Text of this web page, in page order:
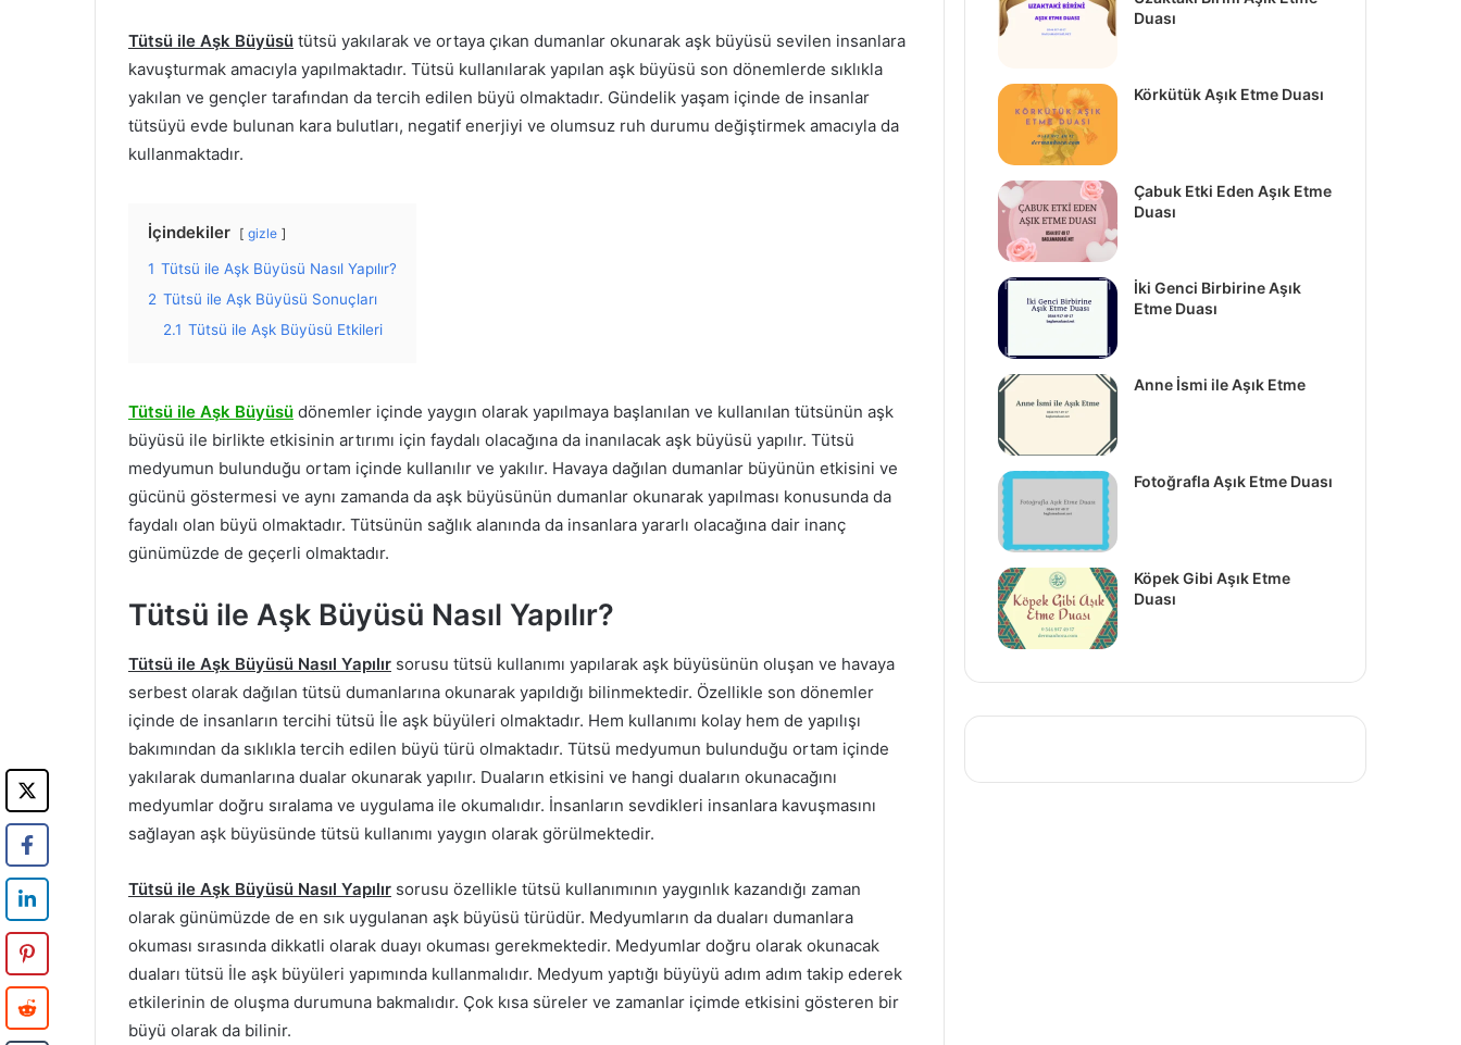
Tütsü ile Aşk Büyüsü tütsü yakılarak ve ortaya çıkan dumanlar okunarak aşk büyüsü sevilen insanlara
kavuşturmak amacıyla yapılmaktadır. Tütsü kullanılarak yapılan aşk büyüsü son dönemlerde sıklıkla
yakılan ve gençler tarafından da tercih edilen büyü olmaktadır. Gündelik yaşam içinde de insanlar
tütsüyü evde bulunan kara bulutları, negatif enerjiyi ve olumsuz ruh durumu değiştirmek amacıyla da
kullanmaktadır.
İçindekiler gizle
1 Tütsü ile Aşk Büyüsü Nasıl Yapılır?
2 Tütsü ile Aşk Büyüsü Sonuçları
2.1 Tütsü ile Aşk Büyüsü Etkileri
Tütsü ile Aşk Büyüsü dönemler içinde yaygın olarak yapılmaya başlanılan ve kullanılan tütsünün aşk
büyüsü ile birlikte etkisinin artırımı için faydalı olacağına da inanılacak aşk büyüsü yapılır. Tütsü
medyumun bulunduğu ortam içinde kullanılır ve yakılır. Havaya dağılan dumanlar büyünün etkisini ve
gücünü göstermesi ve aynı zamanda da aşk büyüsünün dumanlar okunarak yapılması konusunda da
faydalı olan büyü olmaktadır. Tütsünün sağlık alanında da insanlara yararlı olacağına dair inanç
günümüzde de geçerli olmaktadır.
Tütsü ile Aşk Büyüsü Nasıl Yapılır?
Tütsü ile Aşk Büyüsü Nasıl Yapılır sorusu tütsü kullanımı yapılarak aşk büyüsünün oluşan ve havaya
serbest olarak dağılan tütsü dumanlarına okunarak yapıldığı bilinmektedir. Özellikle son dönemler
içinde de insanların tercihi tütsü İle aşk büyüleri olmaktadır. Hem kullanımı kolay hem de yapılışı
bakımından da sıklıkla tercih edilen büyü türü olmaktadır. Tütsü medyumun bulunduğu ortam içinde
yakılarak dumanlarına dualar okunarak yapılır. Duaların etkisini ve hangi duaların okunacağını
medyumlar doğru sıralama ve uygulama ile okumalıdır. İnsanların sevdikleri insanlara kavuşmasını
sağlayan aşk büyüsünde tütsü kullanımı yaygın olarak görülmektedir.
Tütsü ile Aşk Büyüsü Nasıl Yapılır sorusu özellikle tütsü kullanımının yaygınlık kazandığı zaman
olarak günümüzde de en sık uygulanan aşk büyüsü türüdür. Medyumların da duaları dumanlara
okuması sırasında dikkatli olarak duayı okuması gerekmektedir. Medyumlar doğru olarak okunacak
duaları tütsü İle aşk büyüleri yapımında kullanmalıdır. Medyum yaptığı büyüyü adım adım takip ederek
etkilerinin de oluşma durumuna bakmalıdır. Çok kısa süreler ve zamanlar içimde etkisini gösteren bir
büyü olarak da bilinir.
Duası
Körkütük Aşık Etme Duası
Çabuk Etki Eden Aşık Etme
Duası
İki Genci Birbirine Aşık
Etme Duası
Anne İsmi ile Aşık Etme
Fotoğrafla Aşık Etme Duası
Köpek Gibi Aşık Etme
Duası